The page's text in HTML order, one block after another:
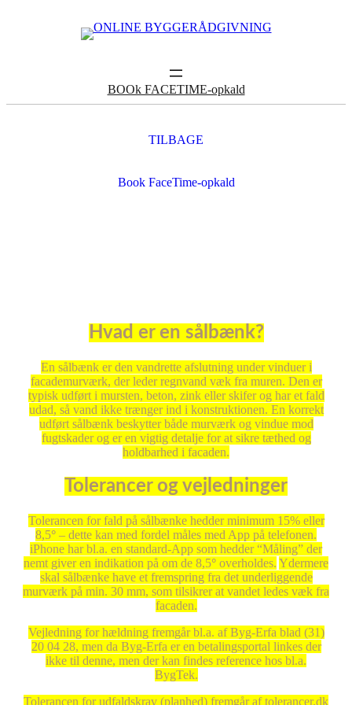
BOOk FACETIME-opkald
TILBAGE
Book FaceTime-opkald
Hvad er en sålbænk?
En sålbænk er den vandrette afslutning under vinduer i
facademurværk, der leder regnvand væk fra muren. Den er
typisk udført i mursten, beton, zink eller skifer og har et fald
udad, så vand ikke trænger ind i konstruktionen. En korrekt
udført sålbænk beskytter både murværk og vindue mod
fugtskader og er en vigtig detalje for at sikre tæthed og
holdbarhed i facaden.
Tolerancer og vejledninger
Tolerancen for fald på sålbænke hedder minimum 15% eller
8,5° – dette kan med fordel måles med App på telefonen.
iPhone har bl.a. en standard-App som hedder “Måling” der
nemt giver en indikation på om de 8,5° overholdes. Ydermere
skal sålbænke have et fremspring fra det underliggende
murværk på min. 30 mm, som tilsikrer at vandet ledes væk fra
facaden.
Vejledning for hældning fremgår bl.a. af Byg-Erfa blad (31)
20 04 28, men da Byg-Erfa er en betalingsportal linkes der
ikke til denne, men der kan findes reference hos bl.a.
BygTek.
Tolerancen for udfaldskrav (planhed) fremgår af tolerancer.dk